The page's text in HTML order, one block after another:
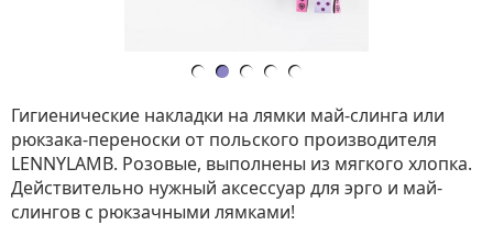
Гигиенические накладки на лямки май-слинга или
рюкзака-переноски от польского производителя
LENNYLAMB. Розовые, выполнены из мягкого хлопка.
Действительно нужный аксессуар для эрго и май-
слингов с рюкзачными лямками!